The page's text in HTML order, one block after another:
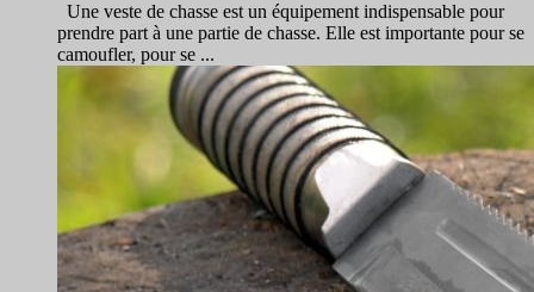
Une veste de chasse est un équipement indispensable pour
prendre part à une partie de chasse. Elle est importante pour se
camoufler, pour se ...